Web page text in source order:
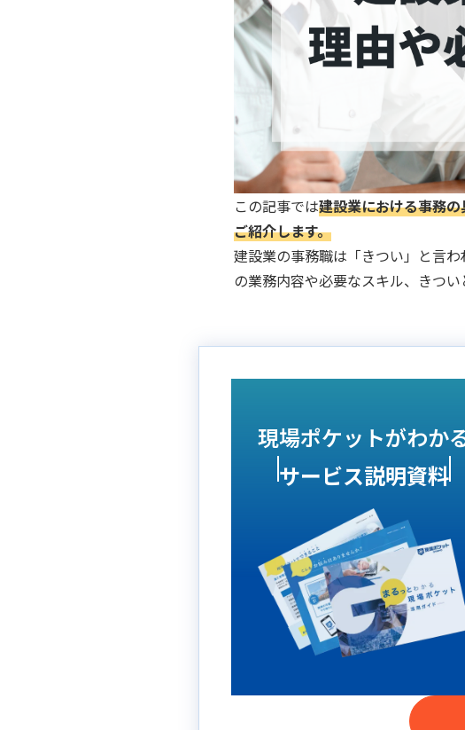
この記事では建設業における事務
ご紹介します。
建設業の事務職は「きつい」と言
の業務内容や必要なスキル、きつ
現場ポケットがわか
サービス説明資料